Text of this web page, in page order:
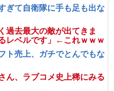
ぎて自衛隊に手も足も出な
過去最大の敵が出てきま
レベルです」←これｗｗｗ
ト売上、ガチでとんでもな
ん、ラブコメ史上稀にみる